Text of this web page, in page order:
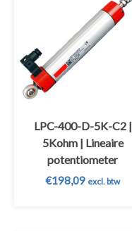
LPC-400-D-5K-C2 |
5Kohm | Lineaire
potentiometer
€198,09 excl. btw